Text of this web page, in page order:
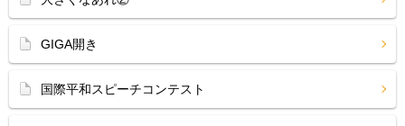
GIGA開き
国際平和スピーチコンテスト